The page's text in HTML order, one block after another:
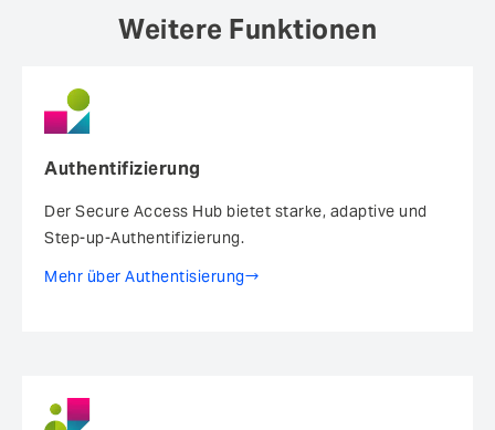
Weitere Funktionen
Authentifizierung
Der Secure Access Hub bietet starke, adaptive und
Step-up-Authentifizierung.
Mehr über Authentisierung